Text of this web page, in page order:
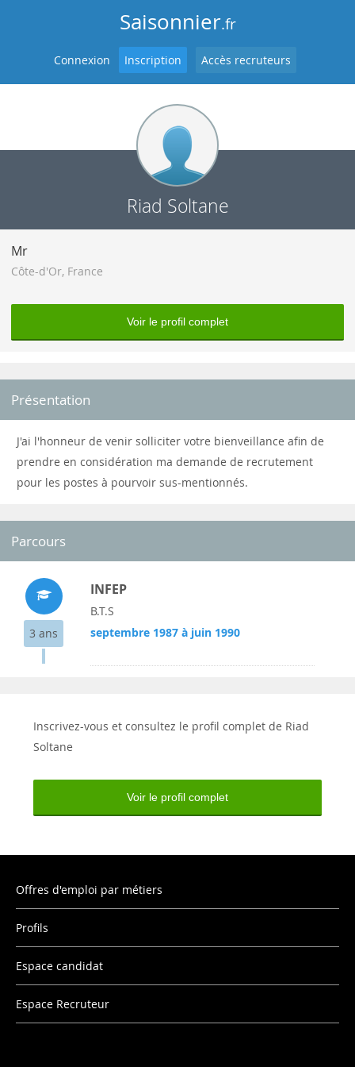
Saisonnier.fr
Connexion Inscription Accès recruteurs
Riad Soltane
Mr
Côte-d'Or, France
Voir le profil complet
Présentation
J'ai l'honneur de venir solliciter votre bienveillance afin de
prendre en considération ma demande de recrutement
pour les postes à pourvoir sus-mentionnés.
Parcours
3 ans
INFEP
B.T.S
septembre 1987 à juin 1990
Inscrivez-vous et consultez le profil complet de Riad
Soltane
Voir le profil complet
Offres d'emploi par métiers
Profils
Espace candidat
Espace Recruteur